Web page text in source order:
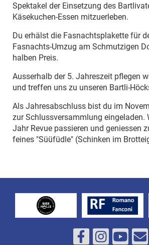
Spektakel der Einsetzung des
Käsekuchen-Essen mitzuerleben.
Du erhälst die Fasnachtsplakette für
Fasnachts-Umzug am Schmutzigen
halben Preis.
Ausserhalb der 5. Jahreszeit pflegen
und treffen uns zu unseren Bartli-
Als Jahresabschluss bist du im
zur Schlussversammlung eingeladen.
Jahr Revue passieren und geniessen
feines "Süüfüdle" (Schinken im